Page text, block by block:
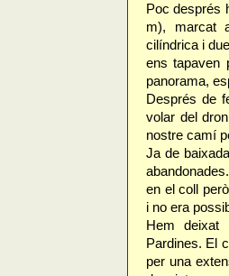
Poc després
m), marcat
cilíndrica i
ens tapaven
panorama,
Després de
volar del
nostre camí
Ja de
en el coll
i no era
Hem
Pardines. El
per una